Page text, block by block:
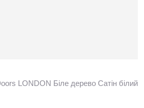
LONDON Біле дерево Сатін білий